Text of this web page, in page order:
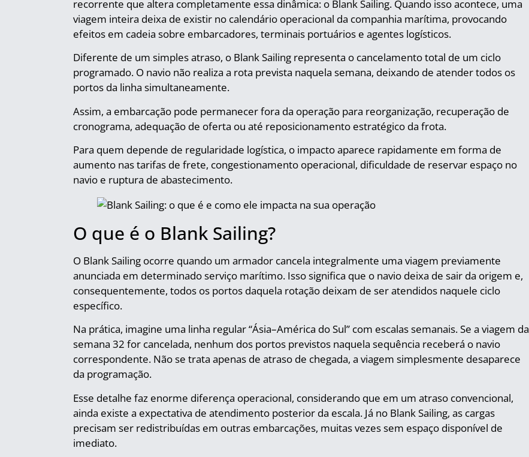
recorrente que altera completamente essa dinâmica: o Blank Sailing. Quando isso acontece, uma
viagem inteira deixa de existir no calendário operacional da companhia marítima, provocando
efeitos em cadeia sobre embarcadores, terminais portuários e agentes logísticos.
Diferente de um simples atraso, o Blank Sailing representa o cancelamento total de um ciclo
programado. O navio não realiza a rota prevista naquela semana, deixando de atender todos os
portos da linha simultaneamente.
Assim, a embarcação pode permanecer fora da operação para reorganização, recuperação de
cronograma, adequação de oferta ou até reposicionamento estratégico da frota.
Para quem depende de regularidade logística, o impacto aparece rapidamente em forma de
aumento nas tarifas de frete, congestionamento operacional, dificuldade de reservar espaço no
navio e ruptura de abastecimento.
O que é o Blank Sailing?
O Blank Sailing ocorre quando um armador cancela integralmente uma viagem previamente
anunciada em determinado serviço marítimo. Isso significa que o navio deixa de sair da origem e,
consequentemente, todos os portos daquela rotação deixam de ser atendidos naquele ciclo
específico.
Na prática, imagine uma linha regular “Ásia–América do Sul” com escalas semanais. Se a viagem da
semana 32 for cancelada, nenhum dos portos previstos naquela sequência receberá o navio
correspondente. Não se trata apenas de atraso de chegada, a viagem simplesmente desaparece
da programação.
Esse detalhe faz enorme diferença operacional, considerando que em um atraso convencional,
ainda existe a expectativa de atendimento posterior da escala. Já no Blank Sailing, as cargas
precisam ser redistribuídas em outras embarcações, muitas vezes sem espaço disponível de
imediato.